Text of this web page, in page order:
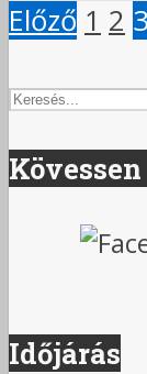
Előző 1 2 3
Időjárás